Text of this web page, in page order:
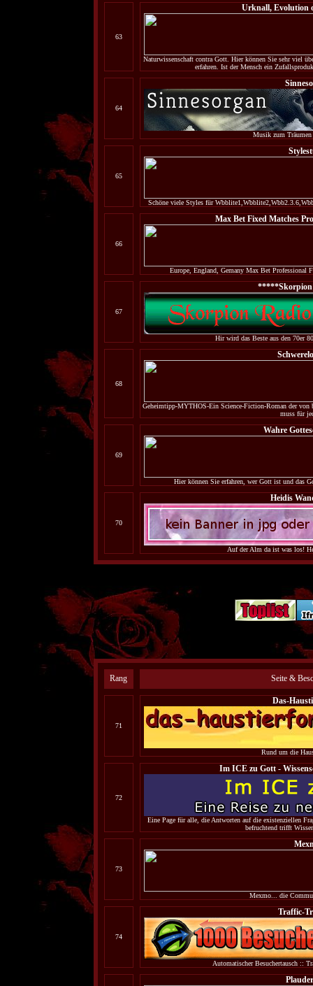
63
Urknall, Evolution
Naturwissenschaft contra Gott. Hier können Sie sehr viel
erfahren. Ist der Mensch ein
64
Musik zum Träumen
65
Schöne viele Styles für
66
Max Bet Fixed Matches
Europe, England, Gemany Max Bet Professional
67
Hir wird das Beste aus den 70er
68
Geheimtipp-MYTHOS-Ein Science-Fiction-Roman der von
muss für
69
Wahre
Hier können Sie erfahren, wer Gott ist und das
70
Heidis
Auf der Alm da ist was los!
Rang Seite &
71
Das-
Rund um die
72
Im ICE zu Gott -
Eine Page für alle, die Antworten auf die existenziellen
befruchtend trifft
73
Mexmo... die
74
Traffic-
Automatischer Besuchertausch ::